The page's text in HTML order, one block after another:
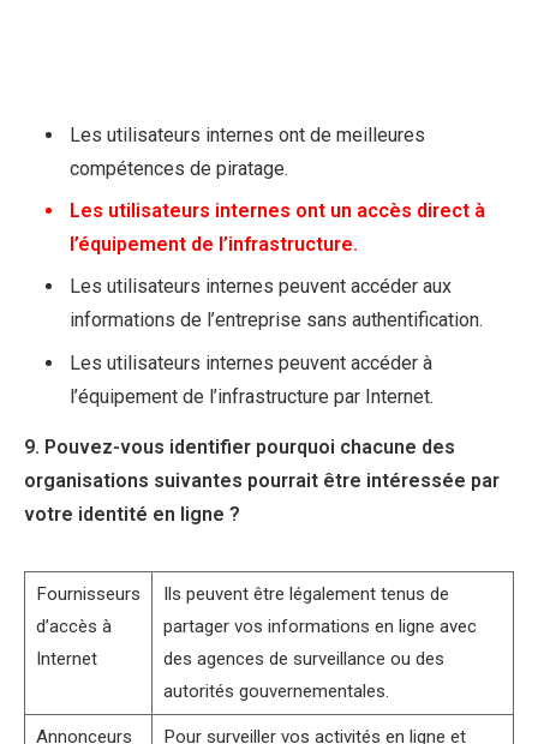
Les utilisateurs internes ont de meilleures
compétences de piratage.
Les utilisateurs internes ont un accès direct à
l’équipement de l’infrastructure.
Les utilisateurs internes peuvent accéder aux
informations de l’entreprise sans authentification.
Les utilisateurs internes peuvent accéder à
l’équipement de l’infrastructure par Internet.
9. Pouvez-vous identifier pourquoi chacune des
organisations suivantes pourrait être intéressée par
votre identité en ligne ?
Fournisseurs
d’accès à
Internet
Ils peuvent être légalement tenus de
partager vos informations en ligne avec
des agences de surveillance ou des
autorités gouvernementales.
Annonceurs
Pour surveiller vos activités en ligne et